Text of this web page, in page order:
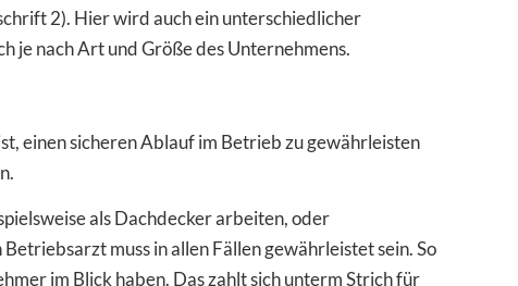
2). Hier wird auch ein unterschiedlicher
nach Art und Größe des Unternehmens.
einen sicheren Ablauf im Betrieb zu gewährleisten
als Dachdecker arbeiten, oder
muss in allen Fällen gewährleistet sein. So
im Blick haben. Das zahlt sich unterm Strich für